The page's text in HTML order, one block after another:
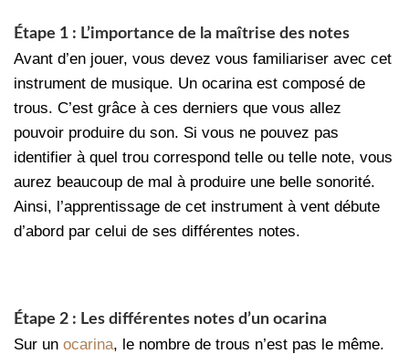
Étape 1 : L’importance de la maîtrise des notes
Avant d’en jouer, vous devez vous familiariser avec cet
instrument de musique. Un ocarina est composé de
trous. C’est grâce à ces derniers que vous allez
pouvoir produire du son. Si vous ne pouvez pas
identifier à quel trou correspond telle ou telle note, vous
aurez beaucoup de mal à produire une belle sonorité.
Ainsi, l’apprentissage de cet instrument à vent débute
d’abord par celui de ses différentes notes.
Étape 2 : Les différentes notes d’un ocarina
Sur un ocarina, le nombre de trous n’est pas le même.